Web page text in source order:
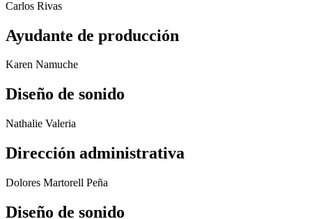
Carlos Rivas
Ayudante de producción
Karen Namuche
Diseño de sonido
Nathalie Valeria
Dirección administrativa
Dolores Martorell Peña
Diseño de sonido